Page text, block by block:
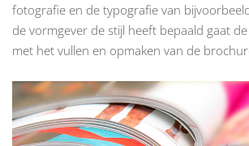
fotografie en de typografie van
de vormgever de stijl heeft bepaald gaat de
met het vullen en opmaken van de